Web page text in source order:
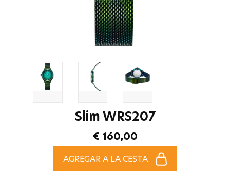
Slim WRS207
€ 160,00
AGREGAR A LA CESTA